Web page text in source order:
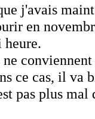
j'avais
en
heure.
ce cas, il va
pas plus